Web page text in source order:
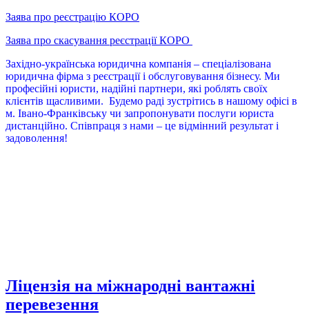
Заява про реєстрацію КОРО
Заява про скасування реєстрації КОРО
Західно-українська юридична компанія – спеціалізована
юридична фірма з реєстрації і обслуговування бізнесу. Ми
професійні юристи, надійні партнери, які роблять своїх
клієнтів щасливими. Будемо раді зустрітись в нашому офісі в
м. Івано-Франківську чи запропонувати послуги юриста
дистанційно. Співпраця з нами – це відмінний результат і
задоволення!
Ліцензія на міжнародні вантажні
перевезення